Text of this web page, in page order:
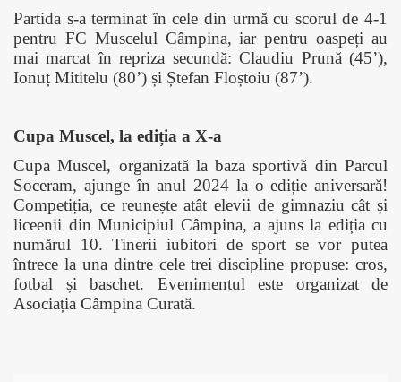
Partida s-a terminat în cele din urmă cu scorul de 4-1
pentru FC Muscelul Câmpina, iar pentru oaspeți au
mai marcat în repriza secundă: Claudiu Prună (45’),
Ionuț Mititelu (80’) și Ștefan Floștoiu (87’).
Cupa Muscel, la ediția a X-a
Cupa Muscel, organizată la baza sportivă din Parcul
Soceram, ajunge în anul 2024 la o ediție aniversară!
Competiția, ce reunește atât elevii de gimnaziu cât și
liceenii din Municipiul Câmpina, a ajuns la ediția cu
numărul 10. Tinerii iubitori de sport se vor putea
întrece la una dintre cele trei discipline propuse: cros,
fotbal și baschet. Evenimentul este organizat de
Asociația Câmpina Curată.